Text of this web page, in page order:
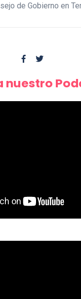
de Gobierno en
nuestro